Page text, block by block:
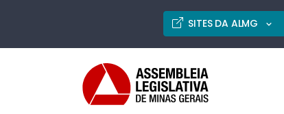
SITES DA ALMG